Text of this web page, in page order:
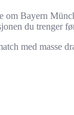
om Bayern
du trenger
med masse